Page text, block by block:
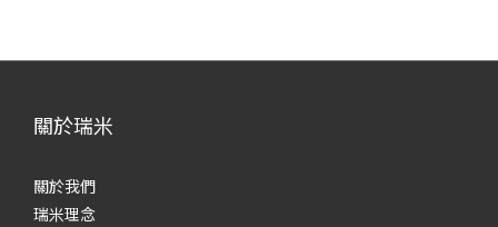
關於瑞米
關於我們
瑞米理念